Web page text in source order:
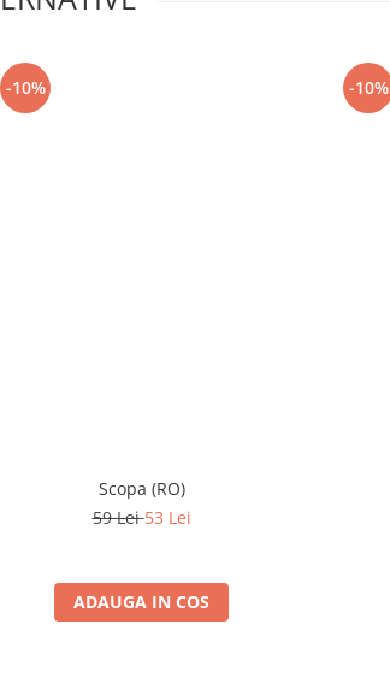
-10%
Scopa (RO)
59 Lei53 Lei
ADAUGA IN COS
-10%